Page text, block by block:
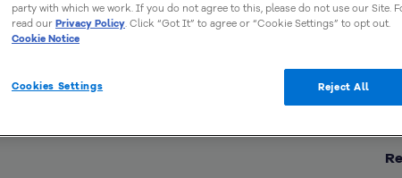
party with which we work. If you do not agree to this, please do not use our Site.
read our Privacy Policy. Click “Got It” to agree or “Cookie Settings” to opt out.
Cookie Notice
Cookies Settings Reject All